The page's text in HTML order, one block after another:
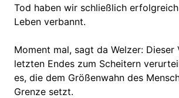
Tod haben wir schließlich
Leben verbannt.
Moment mal, sagt da Welzer: Dieser
letzten Endes zum Scheitern
es, die dem Größenwahn des
Grenze setzt.